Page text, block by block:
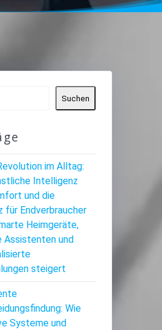
Suchen
im Alltag:
Intelligenz
und die
für Endverbraucher
Heimgeräte,
Assistenten und
steigert
Wie
Systeme und